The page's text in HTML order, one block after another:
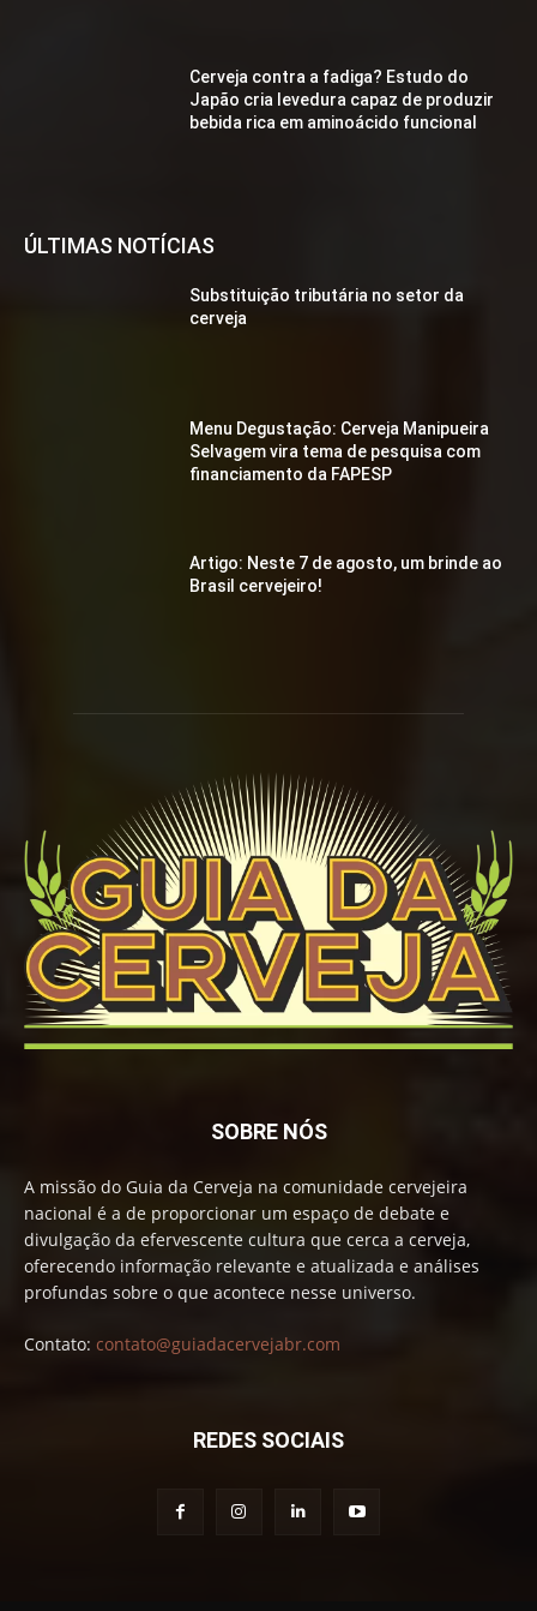
Cerveja contra a fadiga? Estudo do
Japão cria levedura capaz de produzir
bebida rica em aminoácido funcional
ÚLTIMAS NOTÍCIAS
Substituição tributária no setor da
cerveja
Menu Degustação: Cerveja Manipueira
Selvagem vira tema de pesquisa com
financiamento da FAPESP
Artigo: Neste 7 de agosto, um brinde ao
Brasil cervejeiro!
SOBRE NÓS
A missão do Guia da Cerveja na comunidade cervejeira
nacional é a de proporcionar um espaço de debate e
divulgação da efervescente cultura que cerca a cerveja,
oferecendo informação relevante e atualizada e análises
profundas sobre o que acontece nesse universo.
Contato: contato@guiadacervejabr.com
REDES SOCIAIS